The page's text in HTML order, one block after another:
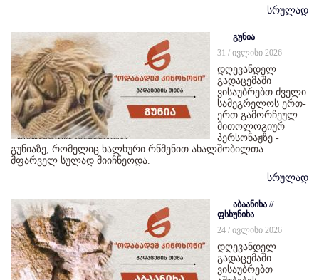
სრულად
გუნია
31 / ივლისი 2026
დღევანდელ
გადაცემაში
ვისაუბრებთ ძველი
სამეგრელოს ერთ-
ერთ გამორჩეულ
მითოლოგიურ
პერსონაჟზე -
გუნიაზე, რომელიც ხალხური რწმენით ახალშობილთა
მფარველ სულად მიიჩნეოდა.
სრულად
აბაანიხა //
ფსხუნიხა
24 / ივლისი 2026
დღევანდელ
გადაცემაში
ვისაუბრებთ